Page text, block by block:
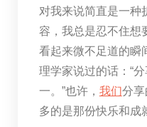
对我来说简直是一种
容，我总是忍不住想
看起来微不足道的瞬
理学家说过的话：“
一。”也许， 我们分
多的是那份快乐和成